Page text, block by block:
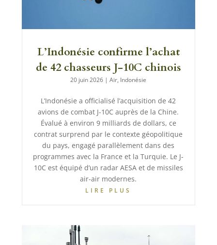
L’Indonésie confirme l’achat
de 42 chasseurs J-10C chinois
20 juin 2026 |Air, Indonésie
L’Indonésie a officialisé l’acquisition de 42
avions de combat J-10C auprès de la Chine.
Évalué à environ 9 milliards de dollars, ce
contrat surprend par le contexte géopolitique
du pays, engagé parallèlement dans des
programmes avec la France et la Turquie. Le J-
10C est équipé d’un radar AESA et de missiles
air-air modernes.
LIRE PLUS